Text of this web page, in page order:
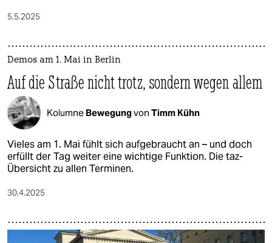
5.5.2025
Demos am 1. Mai in Berlin
Auf die Straße nicht trotz, sondern wegen allem
Kolumne Bewegungvon Timm Kühn
Vieles am 1. Mai fühlt sich aufgebraucht an – und doch
erfüllt der Tag weiter eine wichtige Funktion. Die taz-
Übersicht zu allen Terminen.
30.4.2025